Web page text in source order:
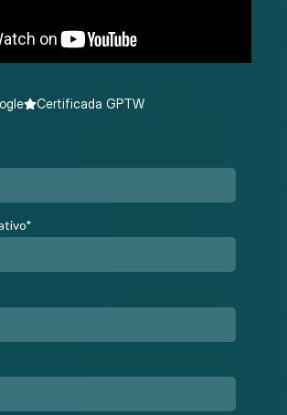
Certificada GPTW